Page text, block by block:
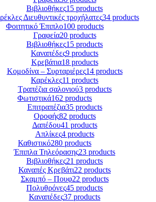
Βιβλιοθήκες15 products
Διευθυντικές τροχήλατες34 products
Φοιτητικό Έπιπλο100 products
Γραφεία20 products
Βιβλιοθήκες15 products
Καναπέδες9 products
Κρεβάτια18 products
Κομοδίνα – Συρταριέρες14 products
Καρέκλες11 products
Τραπέζια σαλονιού3 products
Φωτιστικά162 products
Επιτραπέζια35 products
Οροφής82 products
Δαπέδου41 products
Απλίκες4 products
Καθιστικό280 products
Έπιπλα Τηλεόρασης23 products
Βιβλιοθήκες21 products
Καναπές Κρεβάτι22 products
Σκαμπό – Πουφ22 products
Πολυθρόνες45 products
Καναπέδες37 products